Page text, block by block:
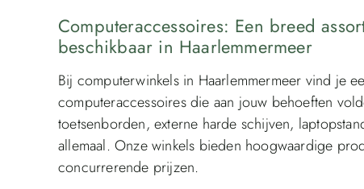
Computeraccessoires: Een breed
beschikbaar in Haarlemmermeer
Bij computerwinkels in Haarlemmermeer vind je
computeraccessoires die aan jouw behoeften
toetsenborden, externe harde schijven,
allemaal. Onze winkels bieden hoogwaardige
concurrerende prijzen.